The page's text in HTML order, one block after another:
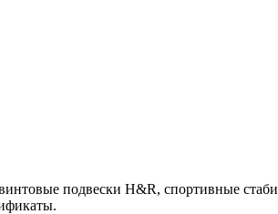
подвески H&R, спортивные